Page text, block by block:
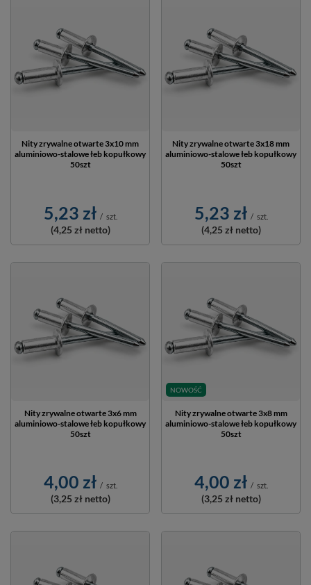
Nity zrywalne otwarte 3x10 mm
aluminiowo-stalowe łeb kopułkowy
50szt
5,23 zł / szt.
(4,25 zł netto)
Nity zrywalne otwarte 3x18 mm
aluminiowo-stalowe łeb kopułkowy
50szt
5,23 zł / szt.
(4,25 zł netto)
Nity zrywalne otwarte 3x6 mm
aluminiowo-stalowe łeb kopułkowy
50szt
4,00 zł / szt.
(3,25 zł netto)
NOWOŚĆ
Nity zrywalne otwarte 3x8 mm
aluminiowo-stalowe łeb kopułkowy
50szt
4,00 zł / szt.
(3,25 zł netto)